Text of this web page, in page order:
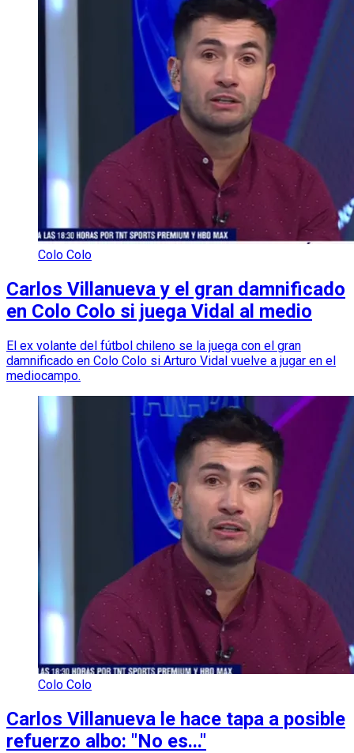
Colo Colo
Carlos Villanueva y el gran damnificado
en Colo Colo si juega Vidal al medio
El ex volante del fútbol chileno se la juega con el gran
damnificado en Colo Colo si Arturo Vidal vuelve a jugar en el
mediocampo.
Colo Colo
Carlos Villanueva le hace tapa a posible
refuerzo albo: "No es..."